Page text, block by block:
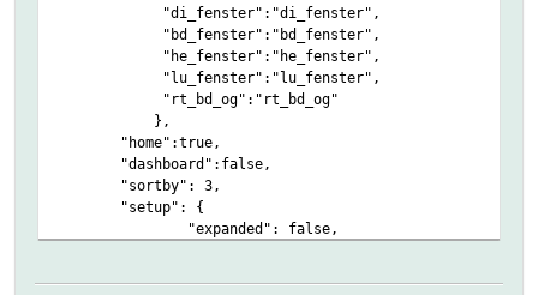
"di_fenster":"di_fenster",
"bd_fenster":"bd_fenster",
"he_fenster":"he_fenster",
"lu_fenster":"lu_fenster",
"rt_bd_og":"rt_bd_og"
},
"home":true,
"dashboard":false,
"sortby": 3,
"setup": {
"expanded": false,